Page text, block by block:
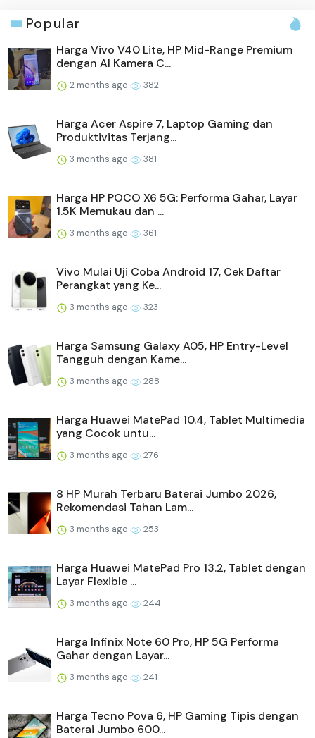
Popular
Harga Vivo V40 Lite, HP Mid-Range Premium
dengan AI Kamera C...
2 months ago 382
Harga Acer Aspire 7, Laptop Gaming dan
Produktivitas Terjang...
3 months ago 381
Harga HP POCO X6 5G: Performa Gahar, Layar
1.5K Memukau dan ...
3 months ago 361
Vivo Mulai Uji Coba Android 17, Cek Daftar
Perangkat yang Ke...
3 months ago 323
Harga Samsung Galaxy A05, HP Entry-Level
Tangguh dengan Kame...
3 months ago 288
Harga Huawei MatePad 10.4, Tablet Multimedia
yang Cocok untu...
3 months ago 276
8 HP Murah Terbaru Baterai Jumbo 2026,
Rekomendasi Tahan Lam...
3 months ago 253
Harga Huawei MatePad Pro 13.2, Tablet dengan
Layar Flexible ...
3 months ago 244
Harga Infinix Note 60 Pro, HP 5G Performa
Gahar dengan Layar...
3 months ago 241
Harga Tecno Pova 6, HP Gaming Tipis dengan
Baterai Jumbo 600...